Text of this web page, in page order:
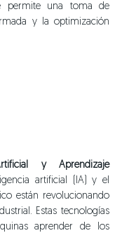
permite una toma de
y la optimización
y Aprendizaje
artificial (IA) y el
están revolucionando
Estas tecnologías
aprender de los